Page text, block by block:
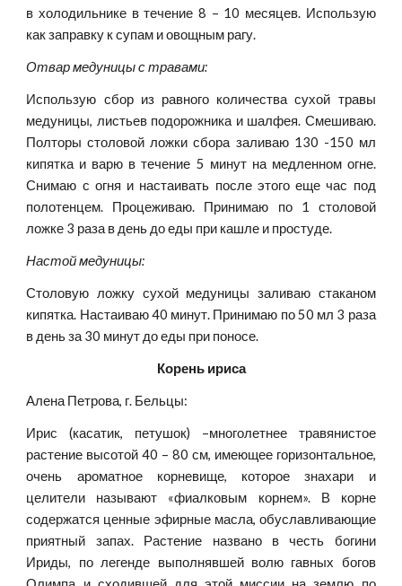
в холодильнике в течение 8 – 10 месяцев. Использую
как заправку к супам и овощным рагу.
Отвар медуницы с травами:
Использую сбор из равного количества сухой травы
медуницы, листьев подорожника и шалфея. Смешиваю.
Полторы столовой ложки сбора заливаю 130 -150 мл
кипятка и варю в течение 5 минут на медленном огне.
Снимаю с огня и настаивать после этого еще час под
полотенцем. Процеживаю. Принимаю по 1 столовой
ложке 3 раза в день до еды при кашле и простуде.
Настой медуницы:
Столовую ложку сухой медуницы заливаю стаканом
кипятка. Настаиваю 40 минут. Принимаю по 50 мл 3 раза
в день за 30 минут до еды при поносе.
Корень ириса
Алена Петрова, г. Бельцы:
Ирис (касатик, петушок) –многолетнее травянистое
растение высотой 40 – 80 см, имеющее горизонтальное,
очень ароматное корневище, которое знахари и
целители называют «фиалковым корнем». В корне
содержатся ценные эфирные масла, обуславливающие
приятный запах. Растение названо в честь богини
Ириды, по легенде выполнявшей волю гавных богов